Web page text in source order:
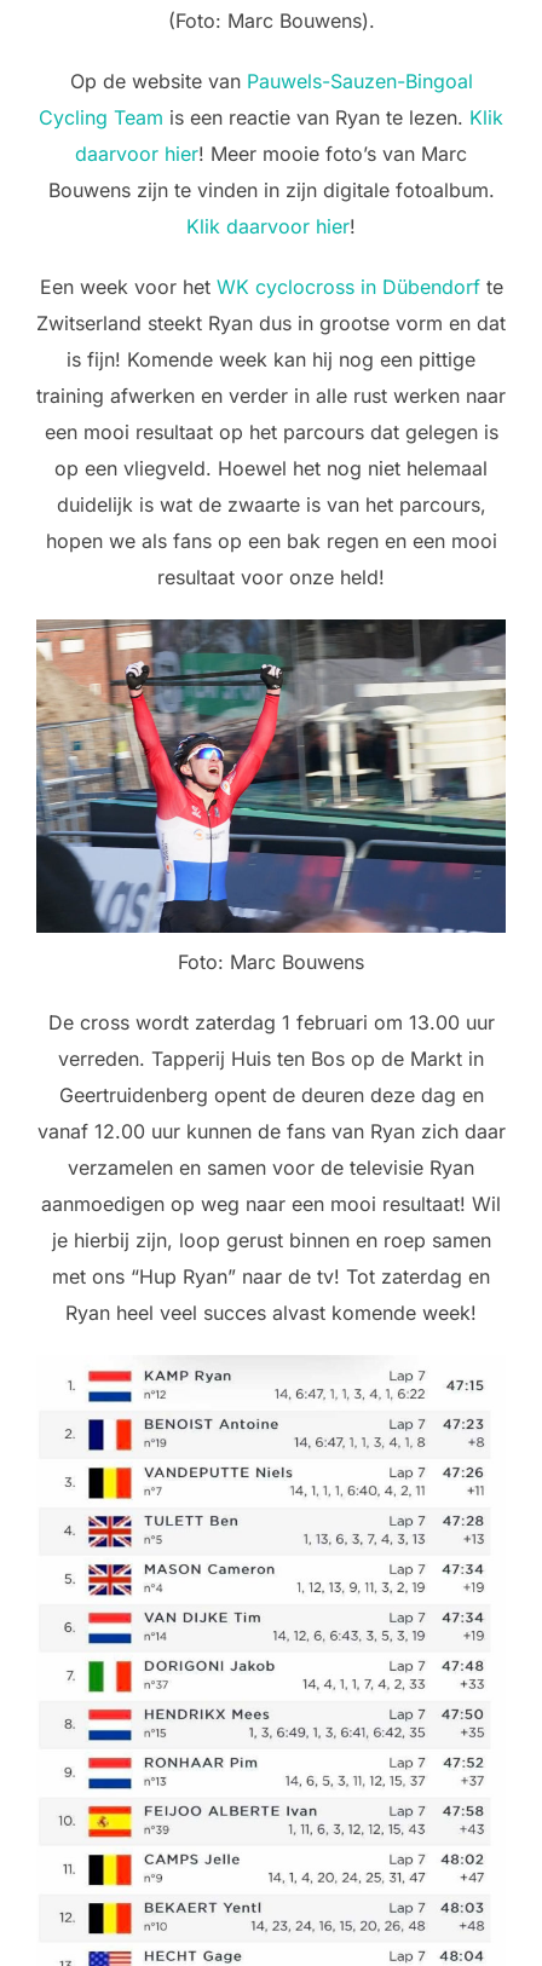
(Foto: Marc Bouwens).
Op de website van Pauwels-Sauzen-Bingoal
Cycling Team is een reactie van Ryan te lezen. Klik
daarvoor hier! Meer mooie foto’s van Marc
Bouwens zijn te vinden in zijn digitale fotoalbum.
Klik daarvoor hier!
Een week voor het WK cyclocross in Dübendorfte
Zwitserland steekt Ryan dus in grootse vorm en dat
is fijn! Komende week kan hij nog een pittige
training afwerken en verder in alle rust werken naar
een mooi resultaat op het parcours dat gelegen is
op een vliegveld. Hoewel het nog niet helemaal
duidelijk is wat de zwaarte is van het parcours,
hopen we als fans op een bak regen en een mooi
resultaat voor onze held!
Foto: Marc Bouwens
De cross wordt zaterdag 1 februari om 13.00 uur
verreden. Tapperij Huis ten Bos op de Markt in
Geertruidenberg opent de deuren deze dag en
vanaf 12.00 uur kunnen de fans van Ryan zich daar
verzamelen en samen voor de televisie Ryan
aanmoedigen op weg naar een mooi resultaat! Wil
je hierbij zijn, loop gerust binnen en roep samen
met ons “Hup Ryan” naar de tv! Tot zaterdag en
Ryan heel veel succes alvast komende week!